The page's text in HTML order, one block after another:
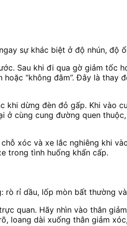
sự khác biệt ở độ nhún, độ
Sau khi đi qua gờ giảm tốc
hoặc “không đằm”. Đây là thay
dừng đèn đỏ gấp. Khi vào
cùng cung đường quen
xóc và xe lắc nghiêng khi
trong tình huống khẩn cấp.
rò rỉ dầu, lốp mòn bất thường
quan. Hãy nhìn vào thân
loang dài xuống thân giảm